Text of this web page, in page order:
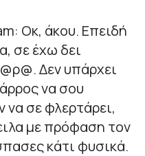
Οκ, άκου. Επειδή
σε έχω δει
Δεν υπάρχει
να σου
να σε φλερτάρει,
με πρόφαση τον
κάτι φυσικά.